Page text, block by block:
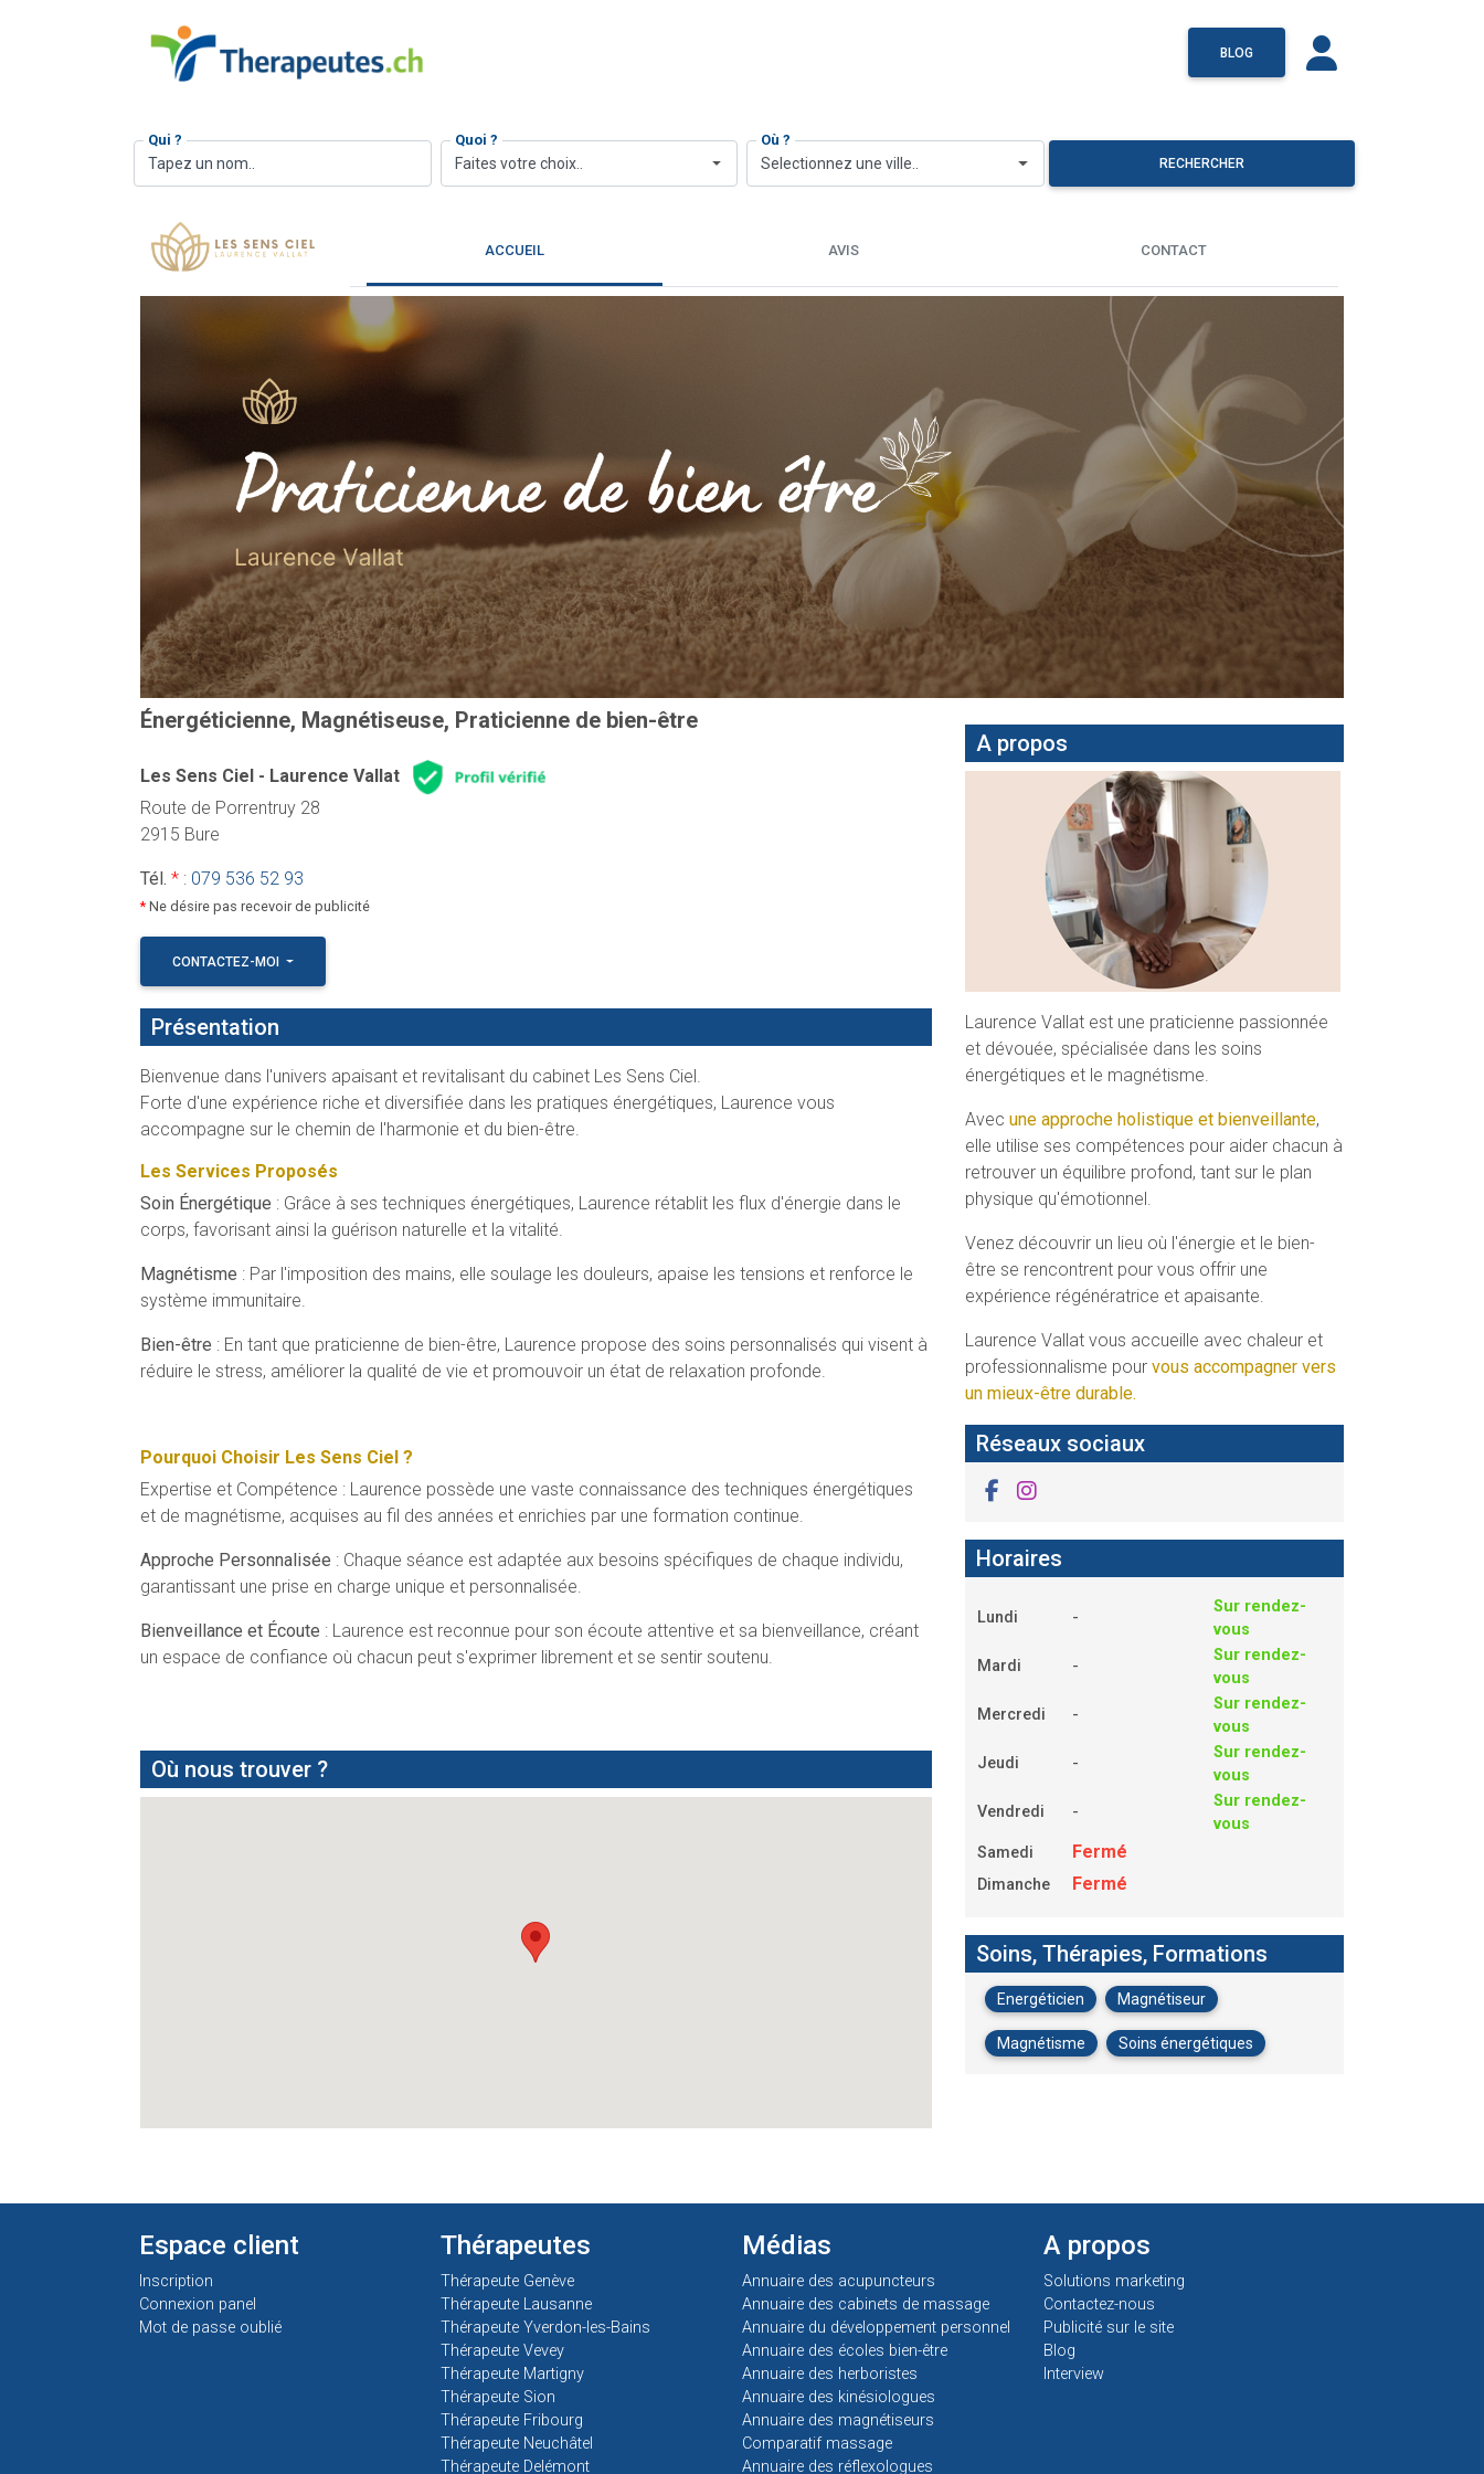
BLOG
Qui ? Quoi ?
Faites votre choix..
Où ?
Selectionnez une ville.. RECHERCHER
ACCUEIL AVIS CONTACT
Énergéticienne, Magnétiseuse, Praticienne de bien-être
Les Sens Ciel - Laurence Vallat
Route de Porrentruy 28
2915 Bure
Tél. *: 079 536 52 93
*Ne désire pas recevoir de publicité
CONTACTEZ-MOI
Présentation
Bienvenue dans l'univers apaisant et revitalisant du cabinet Les Sens Ciel.
Forte d'une expérience riche et diversifiée dans les pratiques énergétiques, Laurence vous
accompagne sur le chemin de l'harmonie et du bien-être.
Les Services Proposés
Soin Énergétique : Grâce à ses techniques énergétiques, Laurence rétablit les flux d'énergie dans le
corps, favorisant ainsi la guérison naturelle et la vitalité.
Magnétisme : Par l'imposition des mains, elle soulage les douleurs, apaise les tensions et renforce le
système immunitaire.
Bien-être : En tant que praticienne de bien-être, Laurence propose des soins personnalisés qui visent à
réduire le stress, améliorer la qualité de vie et promouvoir un état de relaxation profonde.
Pourquoi Choisir Les Sens Ciel ?
Expertise et Compétence : Laurence possède une vaste connaissance des techniques énergétiques
et de magnétisme, acquises au fil des années et enrichies par une formation continue.
Approche Personnalisée : Chaque séance est adaptée aux besoins spécifiques de chaque individu,
garantissant une prise en charge unique et personnalisée.
Bienveillance et Écoute : Laurence est reconnue pour son écoute attentive et sa bienveillance, créant
un espace de confiance où chacun peut s'exprimer librement et se sentir soutenu.
Où nous trouver ?
A propos
Laurence Vallat est une praticienne passionnée
et dévouée, spécialisée dans les soins
énergétiques et le magnétisme.
Avec une approche holistique et bienveillante,
elle utilise ses compétences pour aider chacun à
retrouver un équilibre profond, tant sur le plan
physique qu'émotionnel.
Venez découvrir un lieu où l'énergie et le bien-
être se rencontrent pour vous offrir une
expérience régénératrice et apaisante.
Laurence Vallat vous accueille avec chaleur et
professionnalisme pourvous accompagner vers
un mieux-être durable.
Réseaux sociaux
Horaires
Lundi -
Sur rendez-
vous
Mardi
-
Sur rendez-
vous
Mercredi
-
Sur rendez-
vous
Jeudi
-
Sur rendez-
vous
Vendredi
-
Sur rendez-
vous
Samedi
Fermé
Dimanche Fermé
Soins, Thérapies, Formations
Energéticien Magnétiseur
Magnétisme Soins énergétiques
Espace client
Inscription
Connexion panel
Mot de passe oublié
Thérapeutes
Thérapeute Genève
Thérapeute Lausanne
Thérapeute Yverdon-les-Bains
Thérapeute Vevey
Thérapeute Martigny
Thérapeute Sion
Thérapeute Fribourg
Thérapeute Neuchâtel
Thérapeute Delémont
Médias
Annuaire des acupuncteurs
Annuaire des cabinets de massage
Annuaire du développement personnel
Annuaire des écoles bien-être
Annuaire des herboristes
Annuaire des kinésiologues
Annuaire des magnétiseurs
Comparatif massage
Annuaire des réflexologues
A propos
Solutions marketing
Contactez-nous
Publicité sur le site
Blog
Interview